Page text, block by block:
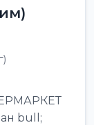
bull;